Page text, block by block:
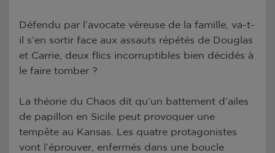
Défendu par l’avocate véreuse de la famille, va-t-
il s’en sortir face aux assauts répétés de Douglas
et Carrie, deux flics incorruptibles bien décidés à
le faire tomber ?
La théorie du Chaos dit qu’un battement d’ailes
de papillon en Sicile peut provoquer une
tempête au Kansas. Les quatre protagonistes
vont l’éprouver, enfermés dans une boucle